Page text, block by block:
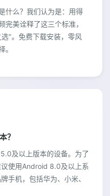
什么？我们认为是：用得
完美诠释了这三个标准，
"。免费下载安装，零风
。
？
及以上版本的设备。为了
使用Android 8.0及以上系
手机，包括华为、小米、